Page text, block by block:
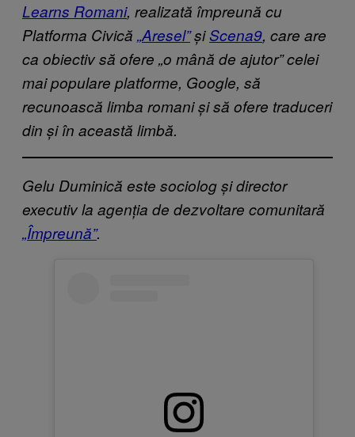
Learns Romani, realizată împreună cu
Platforma Civică „Aresel”șiScena9, care are
ca obiectiv să ofere „o mână de ajutor” celei
mai populare platforme, Google, să
recunoască limba romani și să ofere traduceri
din și în această limbă.
Gelu Duminică este sociolog și director
executiv la agenția de dezvoltare comunitară
„Împreună”.